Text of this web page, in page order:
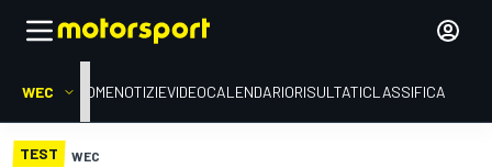
WEC HOMENOTIZIEVIDEOCALENDARIORISULTATICLASSIFICA
TEST WEC